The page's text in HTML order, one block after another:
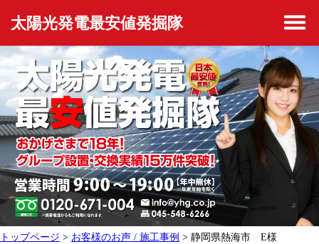
太陽光発電最安値発掘隊
トップページ > お客様のお声 / 施工事例 > 静岡県熱海市 E様